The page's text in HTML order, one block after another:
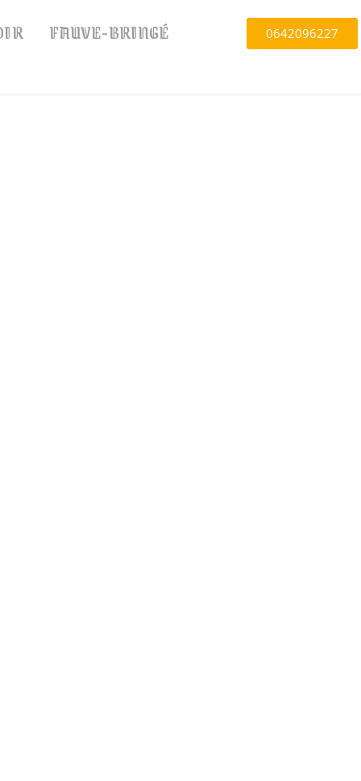
FAUVE-BRINGÉ 0642096227